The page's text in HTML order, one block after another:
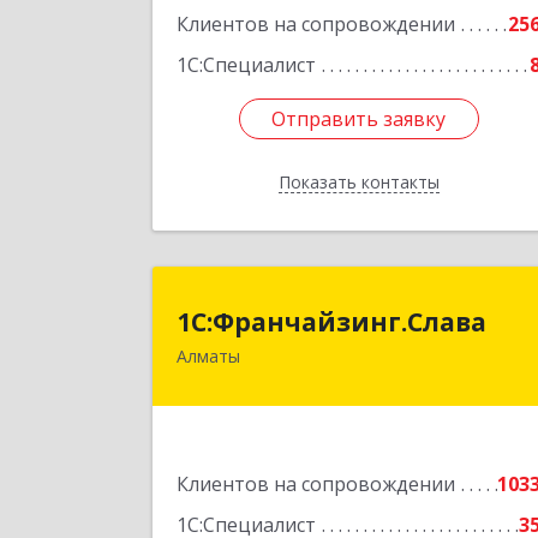
Клиентов на сопровождении
1С:Специалист
Отправить заявку
Показать контакты
Отправить заявку
Назад
1С:Франчайзинг.Слава
Алматы
Клиентов на сопровождении
1С:Специалист
1С:Франчайзинг.Слава